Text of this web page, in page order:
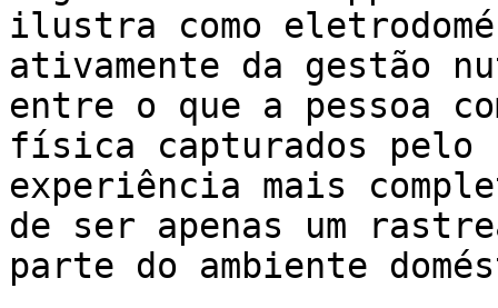
ilustra como
ativamente da gestão
entre o que a pessoa
física capturados pelo
experiência mais
de ser apenas um
parte do ambiente